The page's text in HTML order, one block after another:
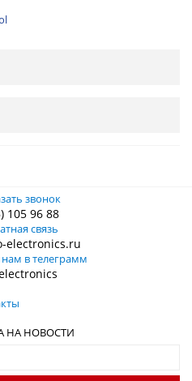
звонок
105 96 88
связь
electronics.ru
в телеграмм
НА НОВОСТИ